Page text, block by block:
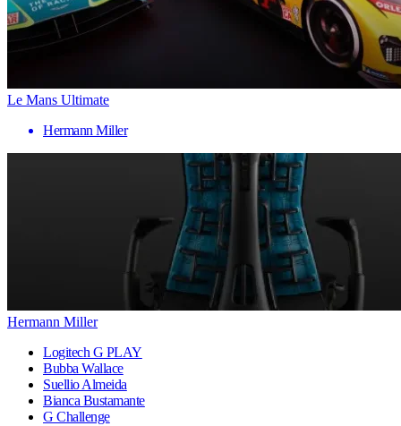
Le Mans Ultimate
Hermann Miller
Hermann Miller
Logitech G PLAY
Bubba Wallace
Suellio Almeida
Bianca Bustamante
G Challenge